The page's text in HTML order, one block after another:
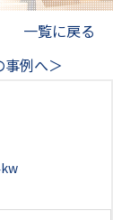
一覧に戻る
事例へ＞